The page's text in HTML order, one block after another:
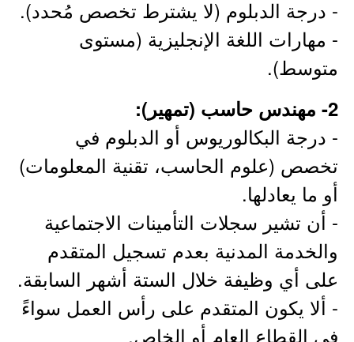
- درجة الدبلوم (لا يشترط تخصص مُحدد).
- مهارات اللغة الإنجليزية (مستوى
متوسط).
2- مهندس حاسب (تمهير):
- درجة البكالوريوس أو الدبلوم في
تخصص (علوم الحاسب، تقنية المعلومات)
أو ما يعادلها.
- أن تشير سجلات التأمينات الاجتماعية
والخدمة المدنية بعدم تسجيل المتقدم
على أي وظيفة خلال الستة أشهر السابقة.
- ألا يكون المتقدم على رأس العمل سواءً
في القطاع العام أو الخاص.